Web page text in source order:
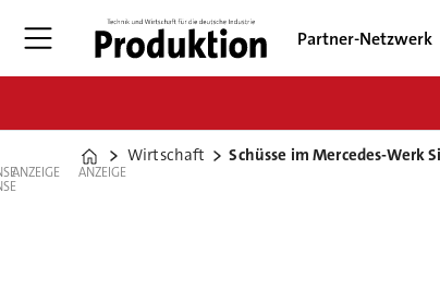
Partner-Netzwerk
Home
Wirtschaft Schüsse im Mercedes-Werk
ANZEIGE ANZEIGE